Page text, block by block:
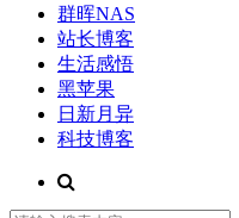
群晖NAS
站长博客
生活感悟
黑苹果
日新月异
科技博客